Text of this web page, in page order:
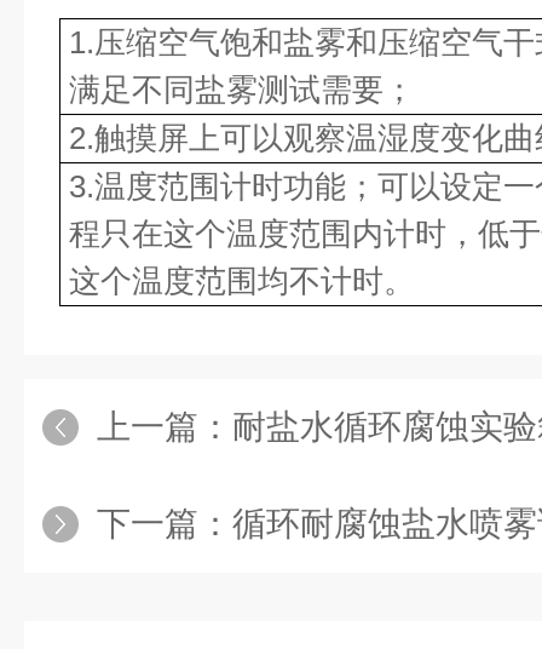
1.压缩空气饱和盐雾和压缩空气
满足不同盐雾测试需要；
2.触摸屏上可以观察温湿度变化
3.温度范围计时功能；可以设定
程只在这个温度范围内计时，低
这个温度范围均不计时。
上一篇： 耐盐水循环腐蚀实
下一篇： 循环耐腐蚀盐水喷